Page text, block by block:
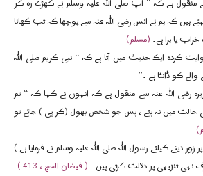
ہیں کہ ہم نے انس رضی اللہ عنہ سے پوچھا کہ تب کھانا
یا برا ہے۔(مسلم)
کردہ ایک حدیث میں آتا ہے کہ ‘‘ نبی کریم صلی اللہ
کو ڈانٹا ہے ۔’’
رضی اللہ عنہ سے منقول ہے کہ انہوں نے کہا کہ ‘‘ تم
میں نہ پئے ، پس جو شخص بھول (کر پی ) جائے تو
دینے کیلئے رسول اللہ صلی اللہ علیہ وسلم نے فرمایا ہے )
نہی تنزیہی پر دلالت کرتی ہیں ۔( فیضان الحج ، 413 )